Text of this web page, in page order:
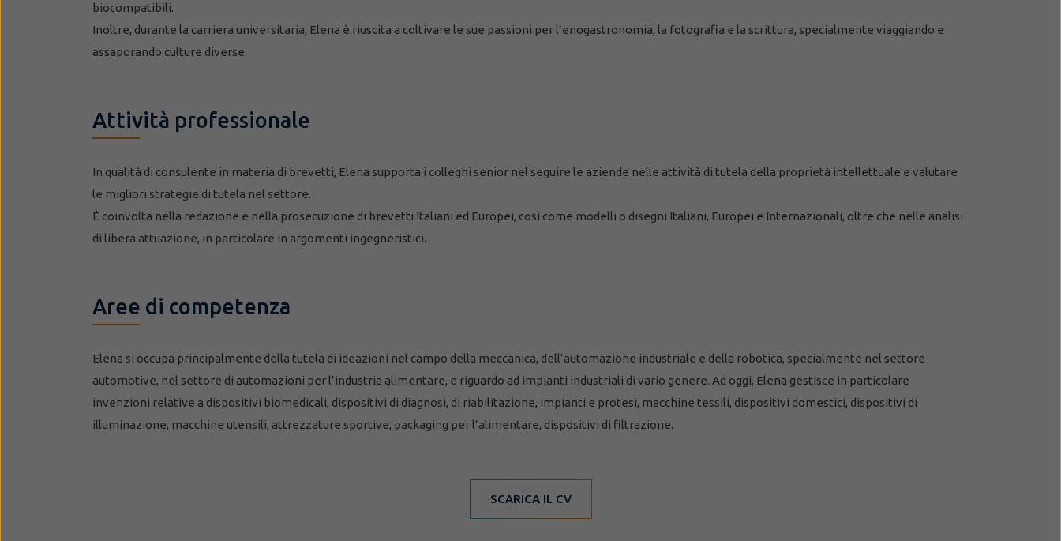
biocompatibili.
Inoltre, durante la carriera universitaria, Elena è riuscita a coltivare le sue passioni per l’enogastronomia, la fotografia e la scrittura, specialmente viaggiando e
assaporando culture diverse.
Attività professionale
In qualità di consulente in materia di brevetti, Elena supporta i colleghi senior nel seguire le aziende nelle attività di tutela della proprietà intellettuale e valutare
le migliori strategie di tutela nel settore.
È coinvolta nella redazione e nella prosecuzione di brevetti Italiani ed Europei, così come modelli o disegni Italiani, Europei e Internazionali, oltre che nelle analisi
di libera attuazione, in particolare in argomenti ingegneristici.
Aree di competenza
Elena si occupa principalmente della tutela di ideazioni nel campo della meccanica, dell’automazione industriale e della robotica, specialmente nel settore
automotive, nel settore di automazioni per l’industria alimentare, e riguardo ad impianti industriali di vario genere. Ad oggi, Elena gestisce in particolare
invenzioni relative a dispositivi biomedicali, dispositivi di diagnosi, di riabilitazione, impianti e protesi, macchine tessili, dispositivi domestici, dispositivi di
illuminazione, macchine utensili, attrezzature sportive, packaging per l’alimentare, dispositivi di filtrazione.
SCARICA IL CV